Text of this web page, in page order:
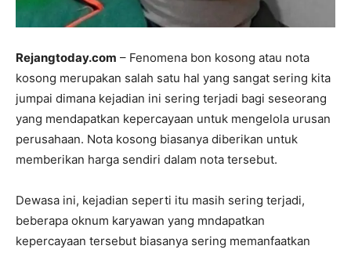
Rejangtoday.com – Fenomena bon kosong atau nota
kosong merupakan salah satu hal yang sangat sering kita
jumpai dimana kejadian ini sering terjadi bagi seseorang
yang mendapatkan kepercayaan untuk mengelola urusan
perusahaan. Nota kosong biasanya diberikan untuk
memberikan harga sendiri dalam nota tersebut.
Dewasa ini, kejadian seperti itu masih sering terjadi,
beberapa oknum karyawan yang mndapatkan
kepercayaan tersebut biasanya sering memanfaatkan